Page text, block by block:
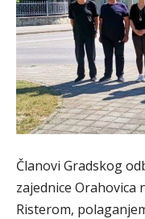
Članovi Gradskog
zajednice Orahovica
Risterom,